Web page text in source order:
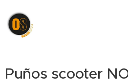
Puños scooter